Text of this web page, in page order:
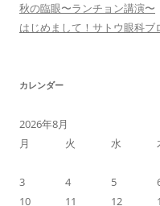
秋の臨眼〜ランチョン講演〜
はじめまして！サトウ眼科ブ
カレンダー
2026年8月
月
火 水
3
4 5
10
11 12